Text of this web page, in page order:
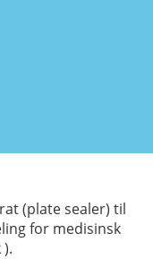
(plate sealer) til
for medisinsk